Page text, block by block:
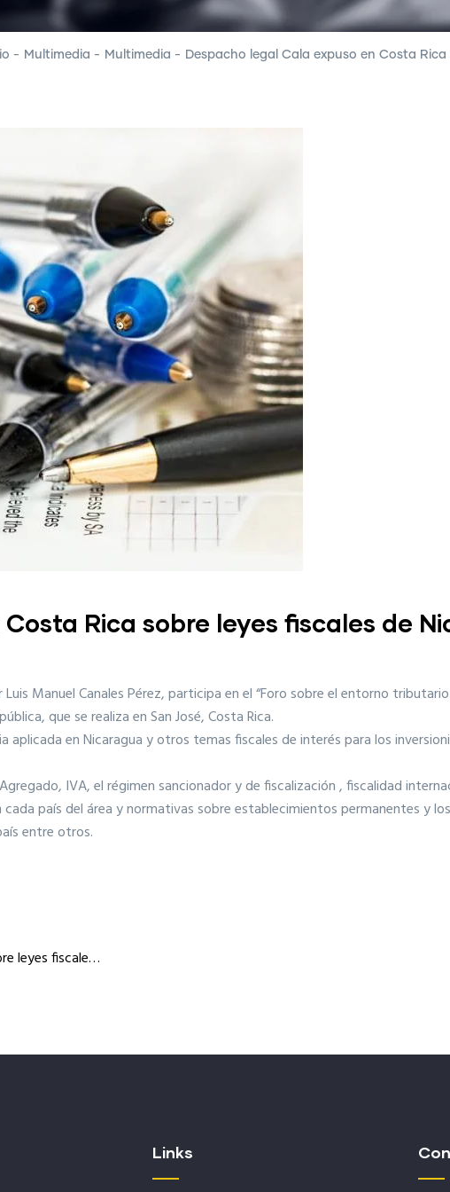
- Multimedia - Multimedia - Despacho legal Cala expuso en Costa
Rica sobre leyes fiscales de
Manuel Canales Pérez, participa en el “Foro sobre el entorno
que se realiza en San José, Costa Rica.
en Nicaragua y otros temas fiscales de interés para los
IVA, el régimen sancionador y de fiscalización , fiscalidad
país del área y normativas sobre establecimientos permanentes y
entre otros.
leyes fiscale…
Links